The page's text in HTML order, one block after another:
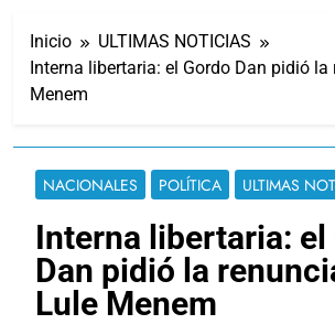
Inicio
ULTIMAS NOTICIAS
Interna libertaria: el Gordo Dan pidió la
Menem
NACIONALES POLÍTICA ULTIMAS
Interna libertaria: el
Dan pidió la
Lule Menem